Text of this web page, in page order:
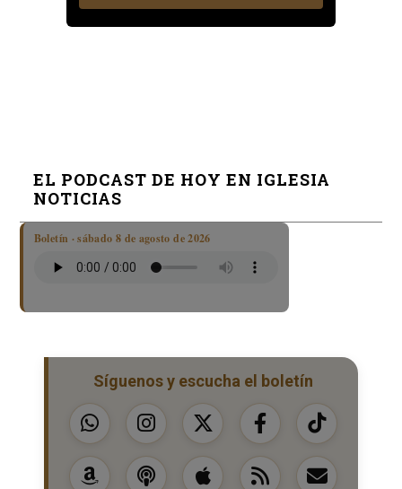
EL PODCAST DE HOY EN IGLESIA
NOTICIAS
Boletín · sábado 8 de agosto de 2026
Síguenos y escucha el boletín